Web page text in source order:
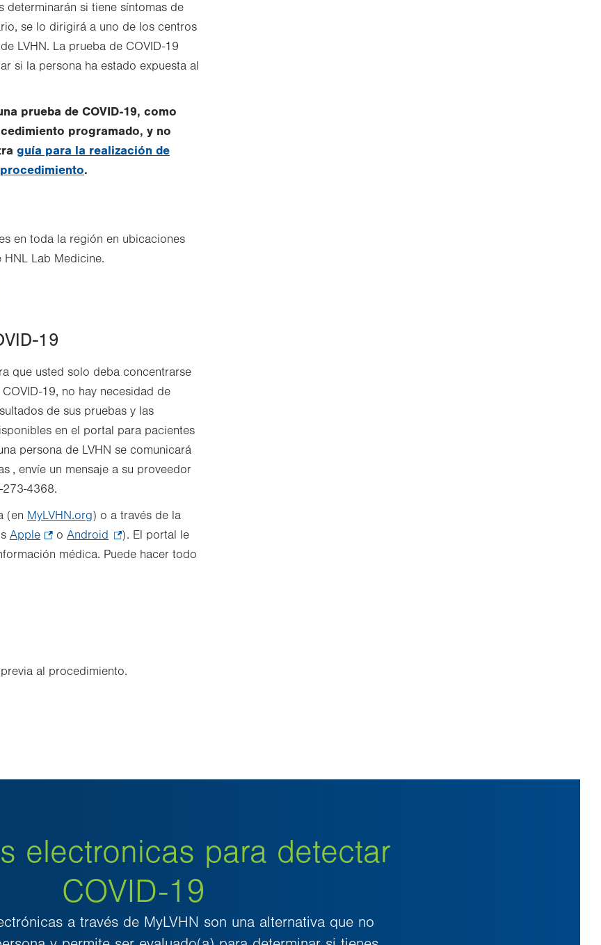
determinarán si tiene síntomas de
se lo dirigirá a uno de los centros
LVHN. La prueba de COVID-19
si la persona ha estado expuesta al
prueba de COVID-19, como
programado, y no
guía para la realización de
.
en toda la región en ubicaciones
Lab Medicine.
19
que usted solo deba concentrarse
19, no hay necesidad de
de sus pruebas y las
en el portal para pacientes
persona de LVHN se comunicará
, envíe un mensaje a su proveedor
4368.
(en MyLVHN.org) o a través de la
Apple
Opens
oAndroid
Opens
). El portal le
médica. Puede hacer todo
al procedimiento.
electronicas para detectar
COVID-19
a través de MyLVHN son una alternativa que no